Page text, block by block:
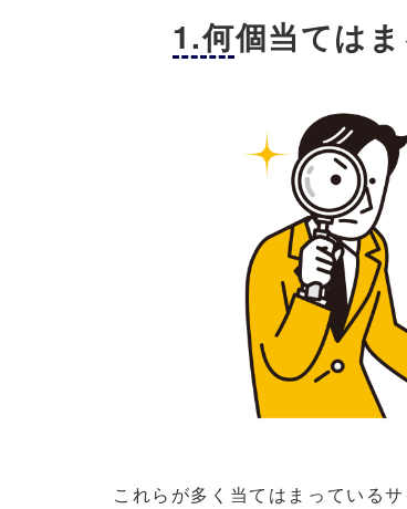
1.何個当ては
これらが多く当てはまっているサ